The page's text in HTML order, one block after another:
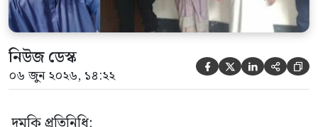
নিউজ ডেস্ক
০৬ জুন ২০২৬, ১৪:২২     